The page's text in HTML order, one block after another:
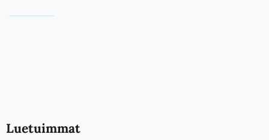
Luetuimmat